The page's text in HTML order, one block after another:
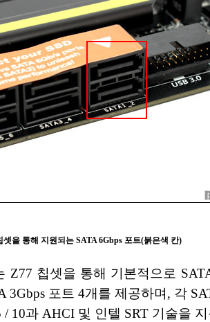
셋을 통해 지원되는 SATA 6Gbps 포트(붉은색 칸)
Z77 칩셋을 통해 기본적으로
3Gbps 포트 4개를 제공하며, 각
/ 10과 AHCI 및 인텔 SRT 기술을